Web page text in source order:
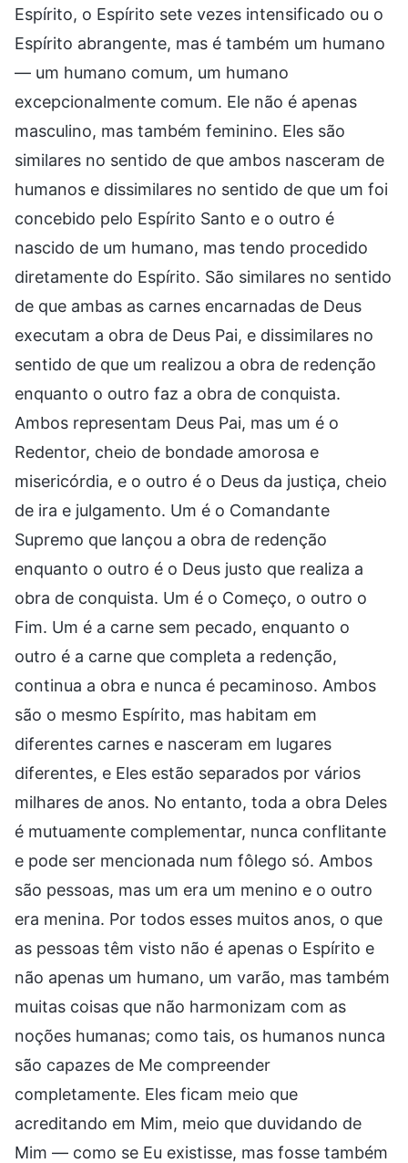
Espírito, o Espírito sete vezes intensificado ou o
Espírito abrangente, mas é também um humano
— um humano comum, um humano
excepcionalmente comum. Ele não é apenas
masculino, mas também feminino. Eles são
similares no sentido de que ambos nasceram de
humanos e dissimilares no sentido de que um foi
concebido pelo Espírito Santo e o outro é
nascido de um humano, mas tendo procedido
diretamente do Espírito. São similares no sentido
de que ambas as carnes encarnadas de Deus
executam a obra de Deus Pai, e dissimilares no
sentido de que um realizou a obra de redenção
enquanto o outro faz a obra de conquista.
Ambos representam Deus Pai, mas um é o
Redentor, cheio de bondade amorosa e
misericórdia, e o outro é o Deus da justiça, cheio
de ira e julgamento. Um é o Comandante
Supremo que lançou a obra de redenção
enquanto o outro é o Deus justo que realiza a
obra de conquista. Um é o Começo, o outro o
Fim. Um é a carne sem pecado, enquanto o
outro é a carne que completa a redenção,
continua a obra e nunca é pecaminoso. Ambos
são o mesmo Espírito, mas habitam em
diferentes carnes e nasceram em lugares
diferentes, e Eles estão separados por vários
milhares de anos. No entanto, toda a obra Deles
é mutuamente complementar, nunca conflitante
e pode ser mencionada num fôlego só. Ambos
são pessoas, mas um era um menino e o outro
era menina. Por todos esses muitos anos, o que
as pessoas têm visto não é apenas o Espírito e
não apenas um humano, um varão, mas também
muitas coisas que não harmonizam com as
noções humanas; como tais, os humanos nunca
são capazes de Me compreender
completamente. Eles ficam meio que
acreditando em Mim, meio que duvidando de
Mim — como se Eu existisse, mas fosse também